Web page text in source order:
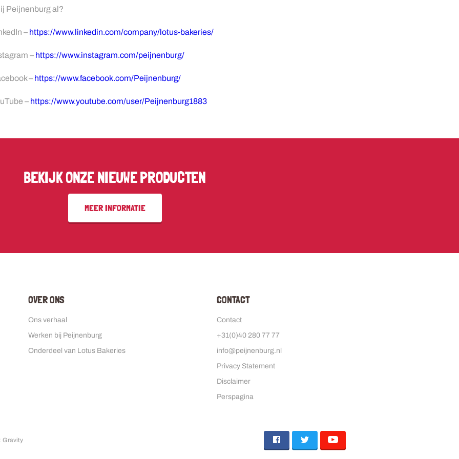
Peijnenburg al?
– https://www.linkedin.com/company/lotus-bakeries/
– https://www.instagram.com/peijnenburg/
– https://www.facebook.com/Peijnenburg/
– https://www.youtube.com/user/Peijnenburg1883
BEKIJK ONZE NIEUWE PRODUCTEN
MEER INFORMATIE
OVER ONS
Ons verhaal
Werken bij Peijnenburg
Onderdeel van Lotus Bakeries
CONTACT
Contact
+31(0)40 280 77 77
info@peijnenburg.nl
Privacy Statement
Disclaimer
Perspagina
Gravity